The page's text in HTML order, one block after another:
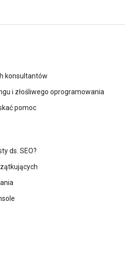
konsultantów
i złośliwego oprogramowania
pomoc
ds. SEO?